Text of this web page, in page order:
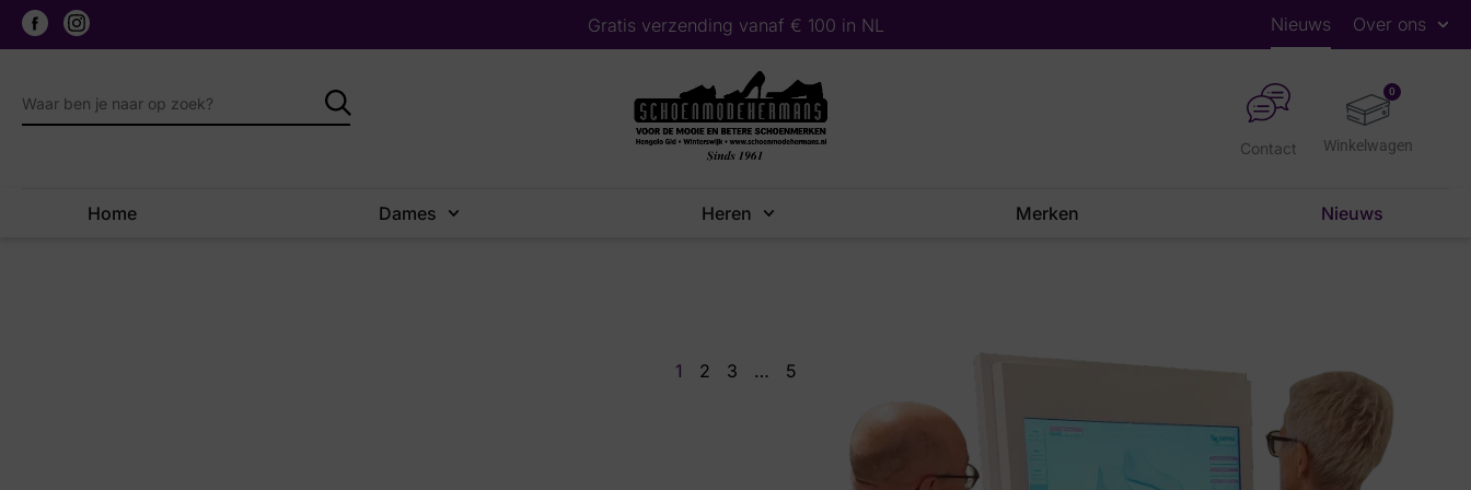
Gratis verzending vanaf € 100 in NL Nieuws Over ons
0
Contact
Home Dames Heren Merken Nieuws
1 2 3 … 5